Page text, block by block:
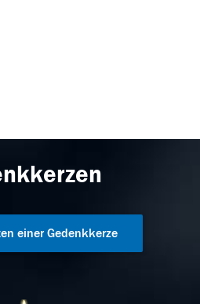
einer Gedenkkerze